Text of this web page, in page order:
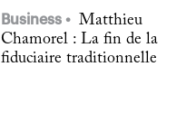
Business
Matthieu
Chamorel : La fin de la
fiduciaire traditionnelle